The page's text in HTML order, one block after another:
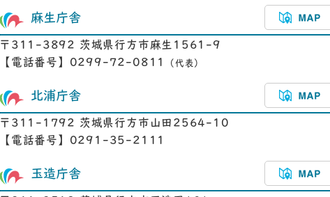
麻生庁舎
〒311-3892 茨城県行方市麻生1561-9
【電話番号】0299-72-0811
（代表）
北浦庁舎
〒311-1792 茨城県行方市山田2564-10
【電話番号】0291-35-2111
玉造庁舎